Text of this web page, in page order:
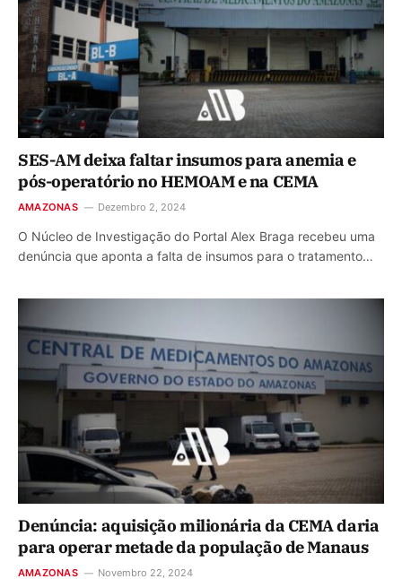
SES-AM deixa faltar insumos para anemia e
pós-operatório no HEMOAM e na CEMA
AMAZONAS Dezembro 2, 2024
O Núcleo de Investigação do Portal Alex Braga recebeu uma
denúncia que aponta a falta de insumos para o tratamento…
Denúncia: aquisição milionária da CEMA daria
para operar metade da população de Manaus
AMAZONAS Novembro 22, 2024